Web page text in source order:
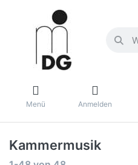
Menü Anmelden
Kammermusik